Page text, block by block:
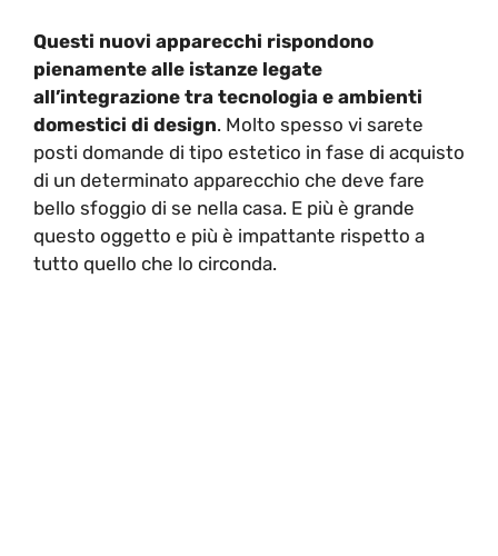
Questi nuovi apparecchi rispondono
pienamente alle istanze legate
all’integrazione tra tecnologia e ambienti
domestici di design. Molto spesso vi sarete
posti domande di tipo estetico in fase di acquisto
di un determinato apparecchio che deve fare
bello sfoggio di se nella casa. E più è grande
questo oggetto e più è impattante rispetto a
tutto quello che lo circonda.